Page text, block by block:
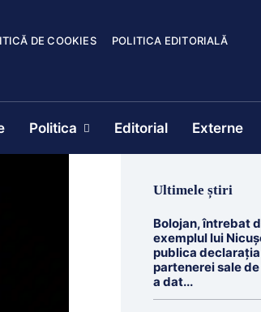
DE COOKIES POLITICA EDITORIALĂ
Politica Editorial Externe
Ultimele știri
Bolojan, întrebat
exemplul lui
publica declarația
partenerei sale
a dat...